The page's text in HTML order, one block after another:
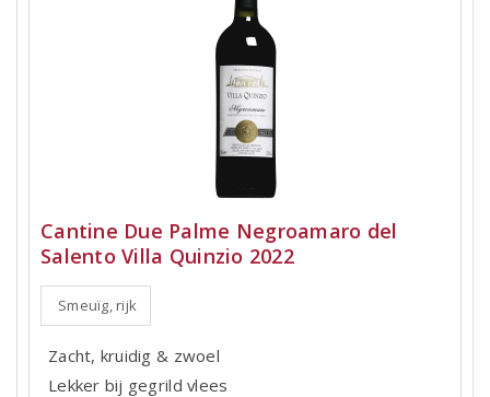
Cantine Due Palme Negroamaro del
Salento Villa Quinzio 2022
Smeuïg, rijk
Zacht, kruidig & zwoel
Lekker bij gegrild vlees